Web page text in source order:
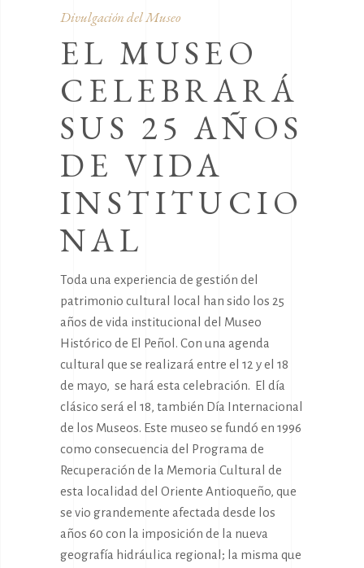
Divulgación del Museo
EL MUSEO
CELEBRARÁ
SUS 25 AÑOS
DE VIDA
INSTITUCIO
NAL
Toda una experiencia de gestión del
patrimonio cultural local han sido los 25
años de vida institucional del Museo
Histórico de El Peñol. Con una agenda
cultural que se realizará entre el 12 y el 18
de mayo, se hará esta celebración. El día
clásico será el 18, también Día Internacional
de los Museos. Este museo se fundó en 1996
como consecuencia del Programa de
Recuperación de la Memoria Cultural de
esta localidad del Oriente Antioqueño, que
se vio grandemente afectada desde los
años 60 con la imposición de la nueva
geografía hidráulica regional; la misma que